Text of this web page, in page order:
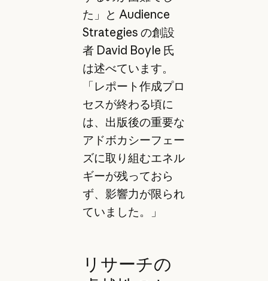
た」と Audience
Strategies の創設
者 David Boyle 氏
は述べています。
「レポート作成プロ
セスが終わる頃に
は、出版後の重要な
アドボカシーフェー
ズに取り組むエネル
ギーが残っておら
ず、影響力が限られ
ていました。」
リサーチの